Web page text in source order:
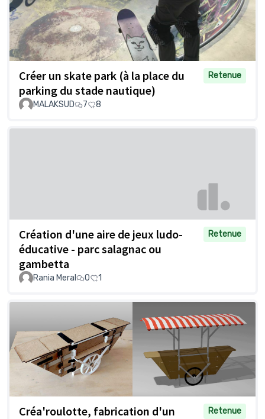
Créer un skate park (à la place du
parking du stade nautique)
Retenue
MALAKSUD 7 8
Création d'une aire de jeux ludo-
éducative - parc salagnac ou
gambetta
Retenue
Rania Meral 0 1
Créa'roulotte, fabrication d'un
Retenue